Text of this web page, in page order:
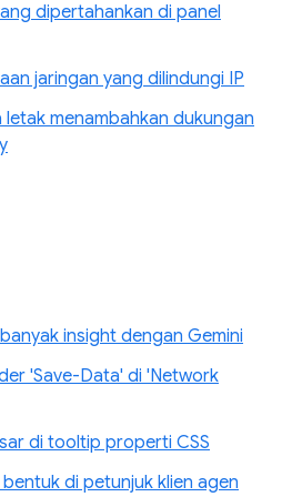
dipertahankan di panel
jaringan yang dilindungi IP
letak menambahkan dukungan
insight dengan Gemini
'Save-Data' di 'Network
di tooltip properti CSS
di petunjuk klien agen